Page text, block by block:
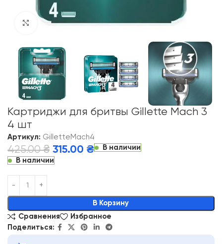
Click to enlarge
Картриджи для бритвы Gillette Mach 3
4 шт
Артикул: GilletteMach4
425.00₴ 315.00 ₴
В наличии
В наличии
В Корзину
Alternative:
Сравнения
Избранное
Поделиться: